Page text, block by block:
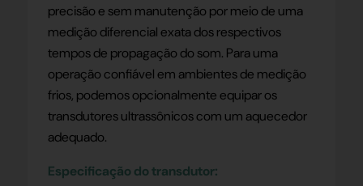
precisão e sem manutenção por meio de uma
medição diferencial exata dos respectivos
tempos de propagação do som. Para uma
operação confiável em ambientes de medição
frios, podemos opcionalmente equipar os
transdutores ultrassônicos com um aquecedor
adequado.
Especificação do transdutor: